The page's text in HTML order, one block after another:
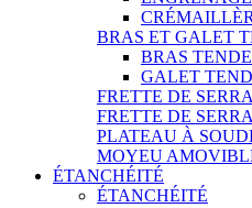
BRAS ET GALET
BRAS
GALET
FRETTE DE
FRETTE DE
PLATEAU À
MOYEU
ÉTANCHÉITÉ
ÉTANCHÉITÉ